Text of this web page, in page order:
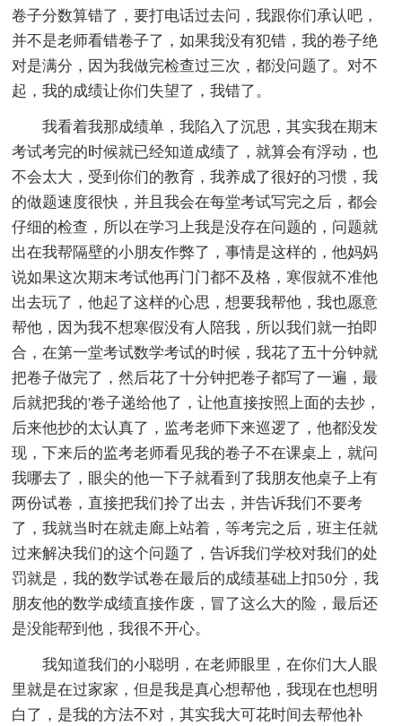
卷子分数算错了，要打电话过去问，我跟你们承认吧，
并不是老师看错卷子了，如果我没有犯错，我的卷子绝
对是满分，因为我做完检查过三次，都没问题了。对不
起，我的成绩让你们失望了，我错了。
我看着我那成绩单，我陷入了沉思，其实我在期末
考试考完的时候就已经知道成绩了，就算会有浮动，也
不会太大，受到你们的教育，我养成了很好的习惯，我
的做题速度很快，并且我会在每堂考试写完之后，都会
仔细的检查，所以在学习上我是没存在问题的，问题就
出在我帮隔壁的小朋友作弊了，事情是这样的，他妈妈
说如果这次期末考试他再门门都不及格，寒假就不准他
出去玩了，他起了这样的心思，想要我帮他，我也愿意
帮他，因为我不想寒假没有人陪我，所以我们就一拍即
合，在第一堂考试数学考试的时候，我花了五十分钟就
把卷子做完了，然后花了十分钟把卷子都写了一遍，最
后就把我的'卷子递给他了，让他直接按照上面的去抄，
后来他抄的太认真了，监考老师下来巡逻了，他都没发
现，下来后的监考老师看见我的卷子不在课桌上，就问
我哪去了，眼尖的他一下子就看到了我朋友他桌子上有
两份试卷，直接把我们拎了出去，并告诉我们不要考
了，我就当时在就走廊上站着，等考完之后，班主任就
过来解决我们的这个问题了，告诉我们学校对我们的处
罚就是，我的数学试卷在最后的成绩基础上扣50分，我
朋友他的数学成绩直接作废，冒了这么大的险，最后还
是没能帮到他，我很不开心。
我知道我们的小聪明，在老师眼里，在你们大人眼
里就是在过家家，但是我是真心想帮他，我现在也想明
白了，是我的方法不对，其实我大可花时间去帮他补